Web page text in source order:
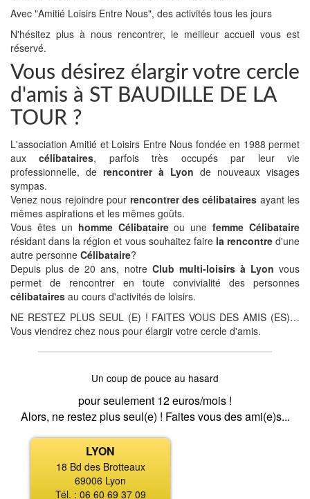
Avec "Amitié Loisirs Entre Nous", des activités tous les jours
N'hésitez plus à nous rencontrer, le meilleur accueil vous est
réservé.
Vous désirez élargir votre cercle
d'amis à ST BAUDILLE DE LA
TOUR ?
L'association Amitié et Loisirs Entre Nous fondée en 1988 permet
auxcélibataires, parfois très occupés par leur vie
professionnelle, de rencontrer à Lyon de nouveaux visages
sympas.
Venez nous rejoindre pour rencontrer des célibataires ayant les
mêmes aspirations et les mêmes goûts.
Vous êtes un homme Célibataireou unefemme Célibataire
résidant dans la région et vous souhaitez faire la rencontred'une
autre personne Célibataire?
Depuis plus de 20 ans, notre Club multi-loisirs à Lyon vous
permet de rencontrer en toute convivialité des personnes
célibataires au cours d'activités de loisirs.
NE RESTEZ PLUS SEUL (E) ! FAITES VOUS DES AMIS (ES)…
Vous viendrez chez nous pour élargir votre cercle d'amis.
Un coup de pouce au hasard
pour seulement 12 euros/mois !
Alors, ne restez plus seul(e) ! Faites vous des ami(e)s...
LYON
18 Bd des Brotteaux
69006 Lyon
Tél. : 06 60 69 37 09